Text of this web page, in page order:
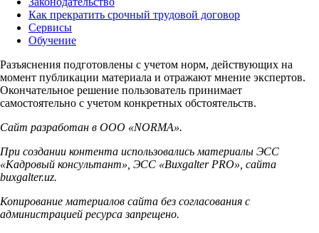
Как прекратить срочный трудовой договор
Сервисы
Обучение
Разъяснения подготовлены с учетом норм, действующих на
момент публикации материала и отражают мнение экспертов.
Окончательное решение пользователь принимает
самостоятельно с учетом конкретных обстоятельств.
Сайт разработан в ООО «NORMA».
При создании контента использовались материалы ЭСС
«Кадровый консультант», ЭСС «Buxgalter PRO», сайта
buxgalter.uz.
Копирование материалов сайта без согласования с
администрацией ресурса запрещено.